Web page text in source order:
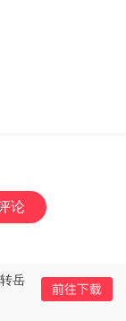
论
岳